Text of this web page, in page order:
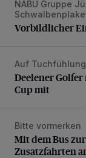
Vorbildlicher
NABU Gruppe
Vorbildlicher
Deelener
Auf
Deelener
Cup mit
Mit dem Bus
Bitte vormerken
Mit dem Bus
Zusatzfahrten